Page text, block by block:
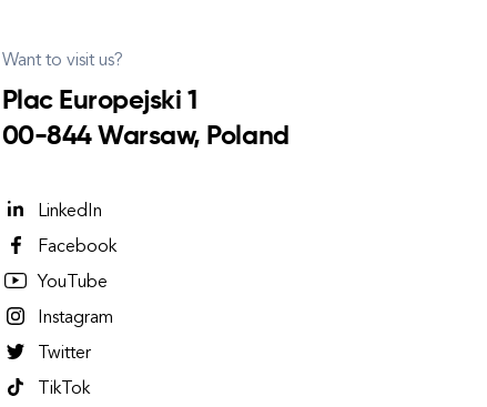
Want to visit us?
Plac Europejski 1
00-844 Warsaw, Poland
LinkedIn
Facebook
YouTube
Instagram
Twitter
TikTok